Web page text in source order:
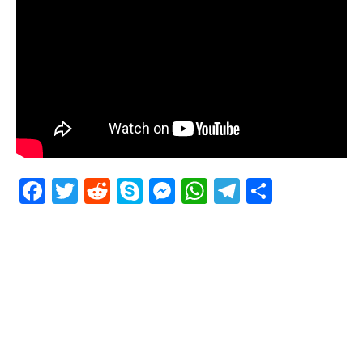
Facebook
Twitter
RedditSkypeMessenger
WhatsApp
Telegram